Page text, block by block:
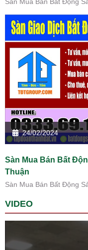
Sàn Mua Bán Bất Động
24/02/2024
Sàn Mua Bán Bất
Thuận
Sàn Mua Bán Bất Động
VIDEO